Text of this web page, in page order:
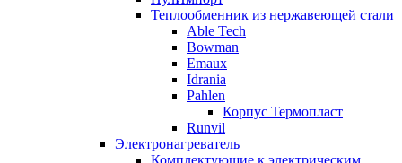
Теплообменник из нержавеющей стали
Able Tech
Bowman
Emaux
Idrania
Pahlen
Корпус Термопласт
Runvil
Электронагреватель